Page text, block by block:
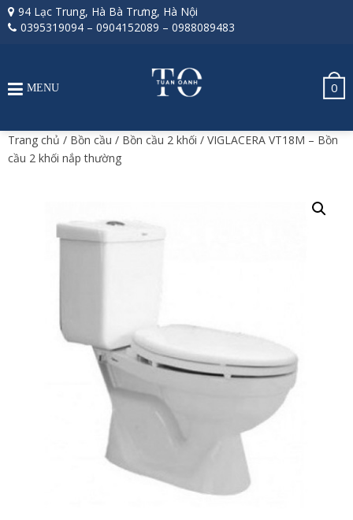
94 Lạc Trung, Hà Bà Trưng, Hà Nội
0395319094 – 0904152089 – 0988089483
0
MENU
Trang chủ / Bồn cầu / Bồn cầu 2 khối / VIGLACERA VT18M – Bồn
cầu 2 khối nắp thường